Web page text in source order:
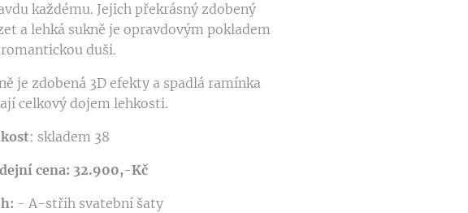
každému. Jejich překrásný zdobený
a lehká sukně je opravdovým pokladem
duši.
je zdobená 3D efekty a spadlá ramínka
celkový dojem lehkosti.
: skladem 38
cena: 32.900,-Kč
- A-střih svatební šaty